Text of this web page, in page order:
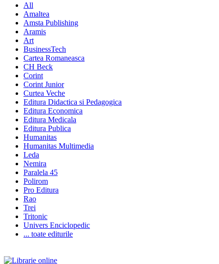
All
Amaltea
Amsta Publishing
Aramis
Art
BusinessTech
Cartea Romaneasca
CH Beck
Corint
Corint Junior
Curtea Veche
Editura Didactica si Pedagogica
Editura Economica
Editura Medicala
Editura Publica
Humanitas
Humanitas Multimedia
Leda
Nemira
Paralela 45
Polirom
Pro Editura
Rao
Trei
Tritonic
Univers Enciclopedic
... toate editurile